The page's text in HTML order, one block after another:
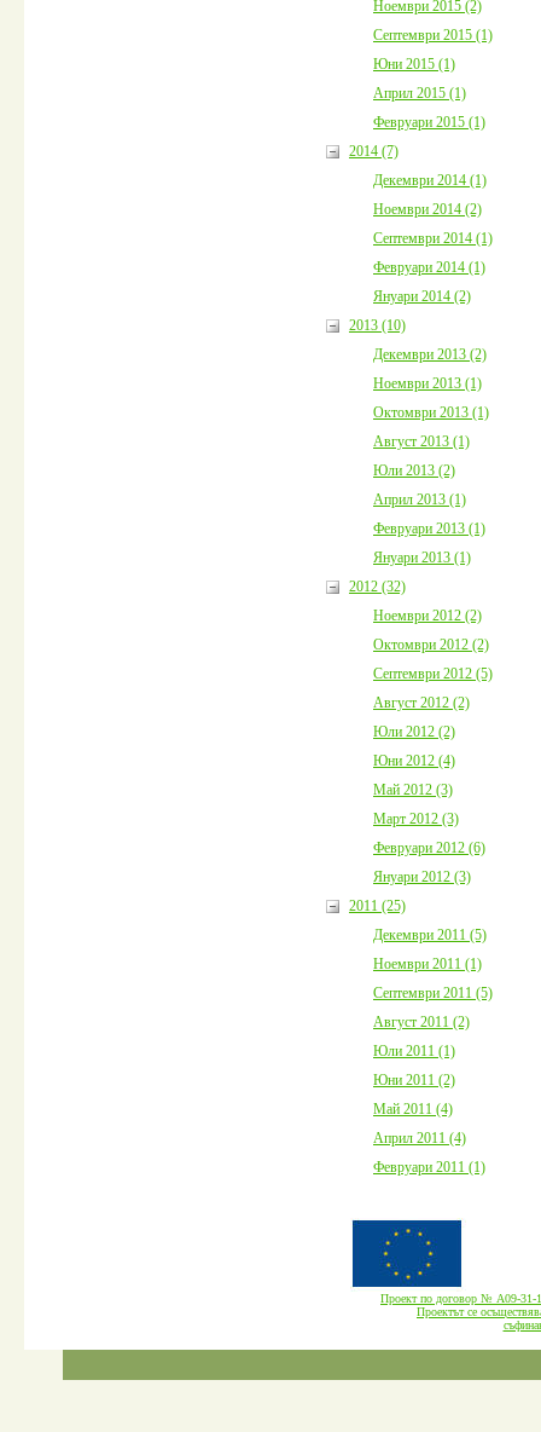
Ноември 2015 (2)
Септември 2015 (1)
Юни 2015 (1)
Април 2015 (1)
Февруари 2015 (1)
2014 (7)
Декември 2014 (1)
Ноември 2014 (2)
Септември 2014 (1)
Февруари 2014 (1)
Януари 2014 (2)
2013 (10)
Декември 2013 (2)
Ноември 2013 (1)
Октомври 2013 (1)
Август 2013 (1)
Юли 2013 (2)
Април 2013 (1)
Февруари 2013 (1)
Януари 2013 (1)
2012 (32)
Ноември 2012 (2)
Октомври 2012 (2)
Септември 2012 (5)
Август 2012 (2)
Юли 2012 (2)
Юни 2012 (4)
Май 2012 (3)
Март 2012 (3)
Февруари 2012 (6)
Януари 2012 (3)
2011 (25)
Декември 2011 (5)
Ноември 2011 (1)
Септември 2011 (5)
Август 2011 (2)
Юли 2011 (1)
Юни 2011 (2)
Май 2011 (4)
Април 2011 (4)
Февруари 2011 (1)
Проект по договор № А09-
Проектът се